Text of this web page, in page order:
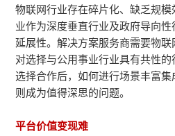
物联网行业存在碎片化、缺乏规
业作为深度垂直行业及政府导向
延展性。解决方案服务商需要物
对选择与公用事业行业具有共性
选择合作后，如何进行场景丰富集
则成为值得深思的问题。
平台价值变现难